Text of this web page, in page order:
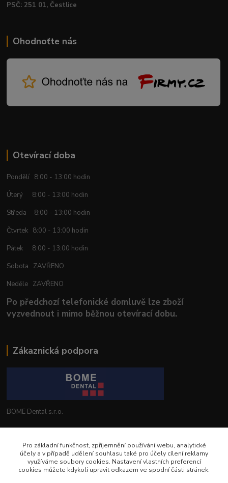
PSČ: 251 01, Čestlice
Ohodnoťte nás
Otevírací doba
Pondělí 8:00 - 13:00 hodin
Úterý 8:00 - 13:00 hodin
Středa 8:00 - 13:00 hodin
Čtvrtek 8:00 - 13:00 hodin
Pátek 8:00 - 13:00 hodin
Sobota ZAVŘENO
Neděle ZAVŘENO
Po předchozí telefonické domluvě lze zboží
vyzvednout i mimo běžnou otevírací dobu.
Zákaznická podpora
BOME Dental s.r.o.
info@bomedental.eu
Pro základní funkčnost, zpříjemnění používání webu, analytické
účely a v případě udělení souhlasu také pro účely cílení reklamy
využíváme soubory cookies. Nastavení vlastních preferencí
cookies můžete kdykoli upravit odkazem ve spodní části stránek.